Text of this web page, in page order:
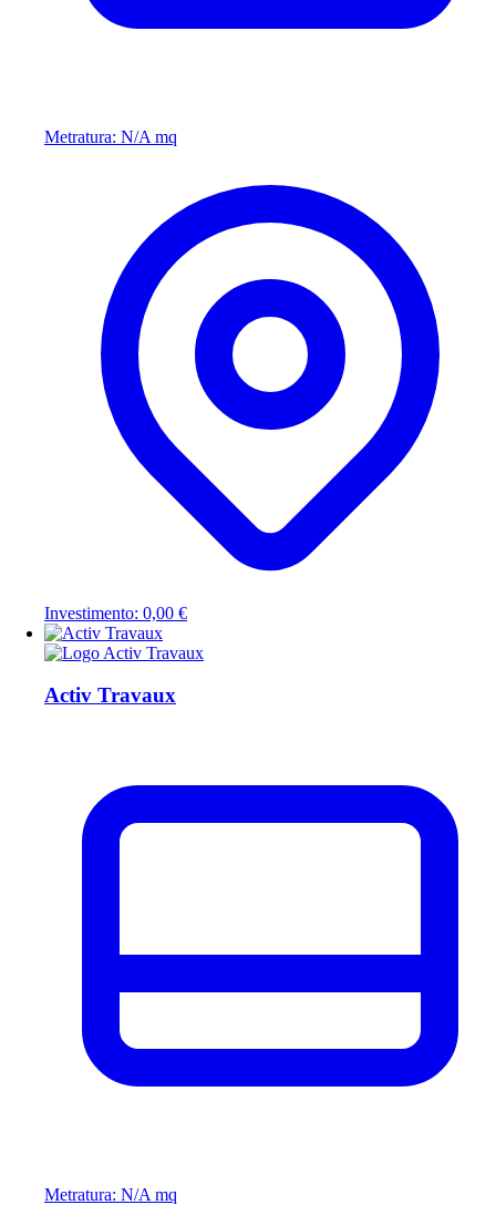
Metratura: N/A mq
Investimento: 0,00 €
Activ Travaux
Metratura: N/A mq